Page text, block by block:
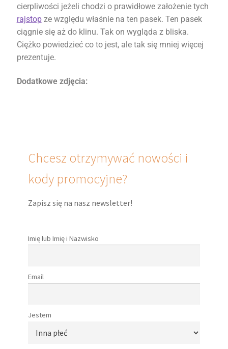
cierpliwości jeżeli chodzi o prawidłowe założenie tych
rajstopze względu właśnie na ten pasek. Ten pasek
ciągnie się aż do klinu. Tak on wygląda z bliska.
Ciężko powiedzieć co to jest, ale tak się mniej więcej
prezentuje.
Dodatkowe zdjęcia:
Chcesz otrzymywać nowości i
kody promocyjne?
Zapisz się na nasz newsletter!
Imię lub Imię i Nazwisko
Email
Jestem